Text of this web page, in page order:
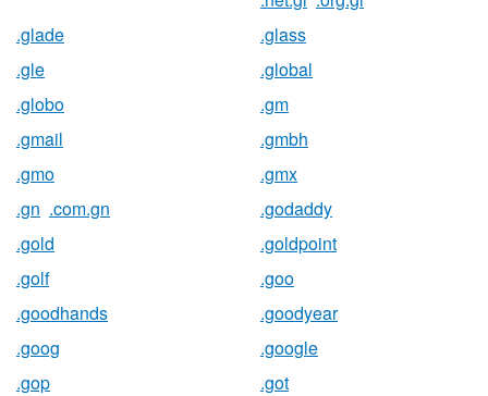
.glade
.glass
.gle
.global
.globo
.gm
.gmail
.gmbh
.gmo
.gmx
.gn .com.gn
.godaddy
.gold
.goldpoint
.golf
.goo
.goodhands
.goodyear
.goog
.google
.gop
.got